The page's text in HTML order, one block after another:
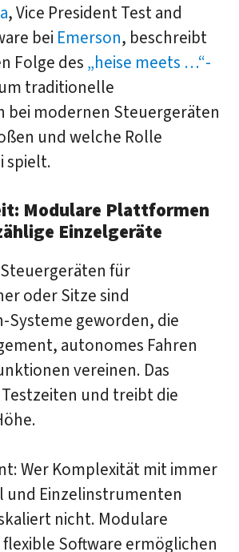
, Vice President Test and
bei Emerson, beschreibt
Folge des „heise meets …“-
traditionelle
bei modernen Steuergeräten
und welche Rolle
spielt.
Modulare Plattformen
Einzelgeräte
für
oder Sitze sind
Systeme geworden, die
autonomes Fahren
vereinen. Das
und treibt die
Wer Komplexität mit immer
und Einzelinstrumenten
nicht. Modulare
Software ermöglichen